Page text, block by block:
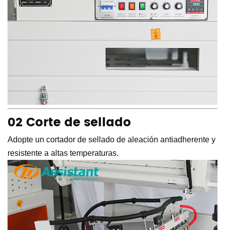
02 Corte de sellado
Adopte un cortador de sellado de aleación antiadherente y
resistente a altas temperaturas.